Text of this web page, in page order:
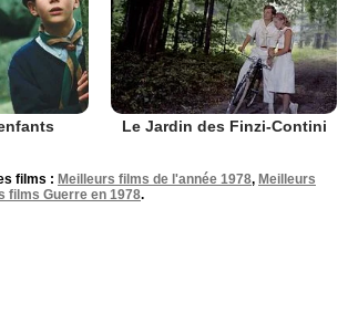
Le Jardin des Finzi-Contini
films : Meilleurs films de l'année 1978, Meilleurs
films Guerre en 1978.